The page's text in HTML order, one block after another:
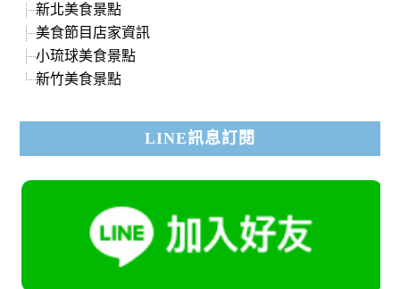
新北美食景點
美食節目店家資訊
小琉球美食景點
新竹美食景點
LINE訊息訂閱